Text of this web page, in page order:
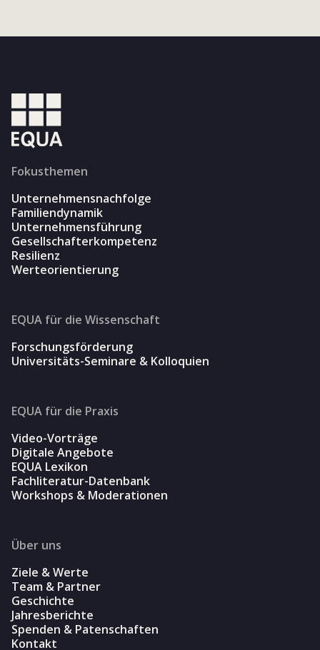
Fokusthemen
Unternehmensnachfolge
Familiendynamik
Unternehmensführung
Gesellschafterkompetenz
Resilienz
Werteorientierung
EQUA für die Wissenschaft
Forschungsförderung
Universitäts-Seminare & Kolloquien
EQUA für die Praxis
Video-Vorträge
Digitale Angebote
EQUA Lexikon
Fachliteratur-Datenbank
Workshops & Moderationen
Über uns
Ziele & Werte
Team & Partner
Geschichte
Jahresberichte
Spenden & Patenschaften
Kontakt